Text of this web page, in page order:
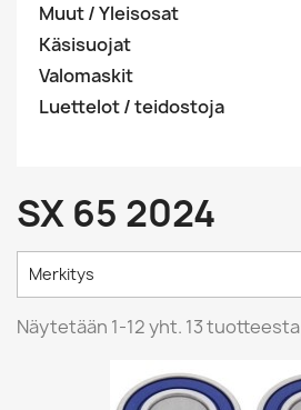
Muut / Yleisosat
Käsisuojat
Valomaskit
Luettelot / teidostoja
SX 65 2024
Merkitys
Näytetään 1-12 yht. 13 tuotteesta